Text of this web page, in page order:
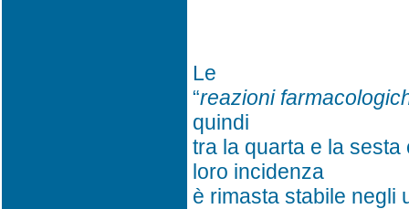
Le
“reazioni
quindi
tra la quarta e la
loro incidenza
è rimasta stabile negli